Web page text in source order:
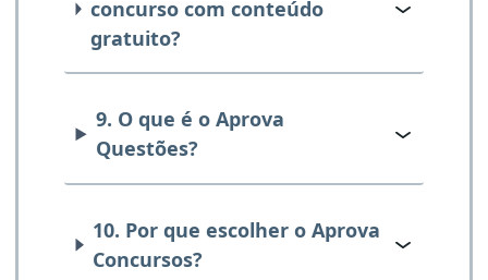
concurso com conteúdo
gratuito?
9. O que é o Aprova
Questões?
10. Por que escolher o Aprova
Concursos?